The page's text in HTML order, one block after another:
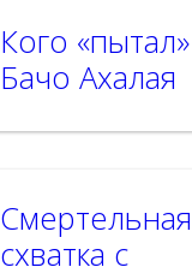
Кого «пытал»
Бачо Ахалая
Смертельная
схватка с